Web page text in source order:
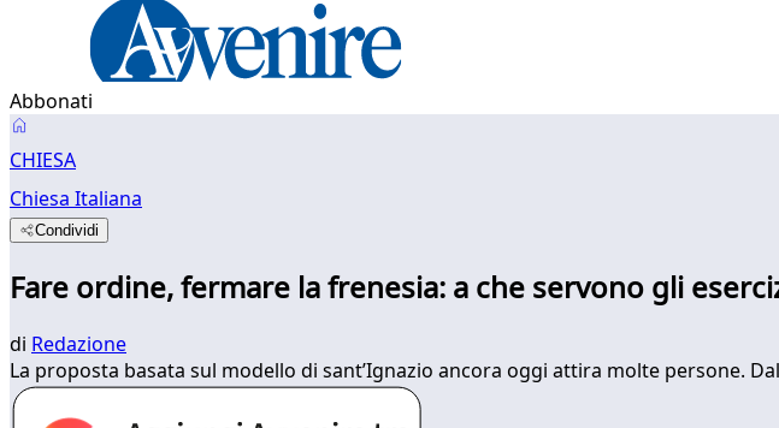
Abbonati
CHIESA
Chiesa Italiana
Condividi
Fare ordine, fermare la frenesia: a che servono gli
di Redazione
La proposta basata sul modello di sant’Ignazio ancora oggi attira molte persone.